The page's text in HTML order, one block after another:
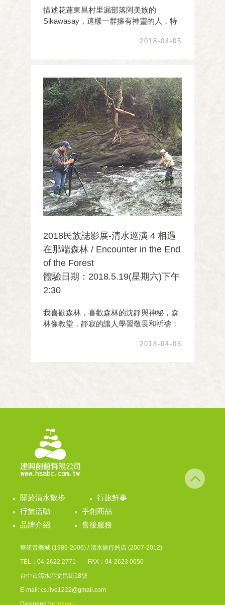
描述花蓮東昌村里漏部落阿美族的
Sikawasay，這樣一群擁有神靈的人，特
傳統祭儀，在終日與群靈互動的生活中，
這美麗卻逐漸凋零的文化。跟隨田野工作
者巴奈•母路二 ...
2018-04-05
2018民族誌影展-清水巡演 4 相遇
在那端森林 / Encounter in the End
of the Forest
體驗日期：2018.5.19(星期六)下午
2:30
我喜歡森林，喜歡森林的沈靜與神秘，森
林像教堂，靜寂的讓人學習敬畏和祈禱；
遇的心靈態度。內心歡悅擁有生命中的藝
2018-04-05
關於清水散步
行旅鮮事
行旅活動
手創商品
品牌介紹
售後服務
華笙音樂城 (1986-2006) / 清水旅行的店 (2007-2012)
TEL：04-2622 2771 FAX：04-2623 0650
台中市清水區文昌街18號
E-mail: cs.live1222@gmail.com